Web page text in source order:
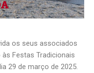
os seus associados
Festas Tradicionais
29 de março de 2025.